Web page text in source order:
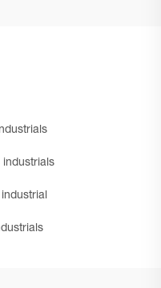
industrials